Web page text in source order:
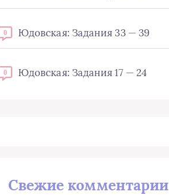
0 Юдовская: Задания 33 — 39
0 Юдовская: Задания 17 — 24
Свежие комментарии